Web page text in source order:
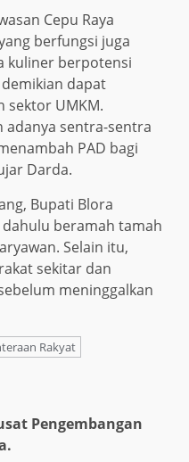
Cepu Raya
berfungsi juga
kuliner berpotensi
dapat
sektor UMKM.
adanya sentra-sentra
PAD bagi
Darda.
Bupati Blora
beramah tamah
Selain itu,
sekitar dan
meninggalkan
Rakyat
Pengembangan